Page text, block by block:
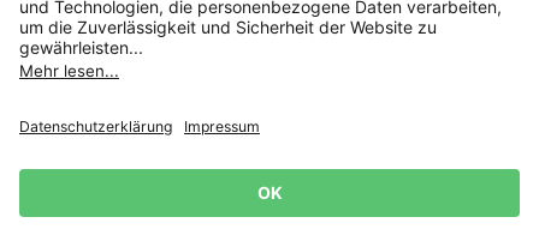
Sicher einkaufen mit
AGB
Lieferbedingungen
Impressum Cookie Einstellungen